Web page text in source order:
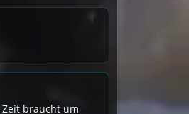
braucht um